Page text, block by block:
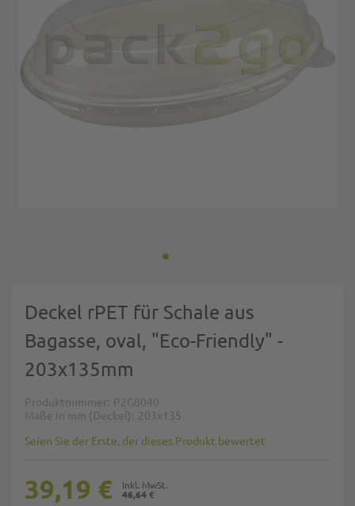
Deckel rPET für Schale aus
Bagasse, oval, "Eco-Friendly" -
203x135mm
Produktnummer P2G8040
Maße in mm (Deckel)
203x135
Seien Sie der Erste, der dieses Produkt bewertet
46,64 €
39,19 €